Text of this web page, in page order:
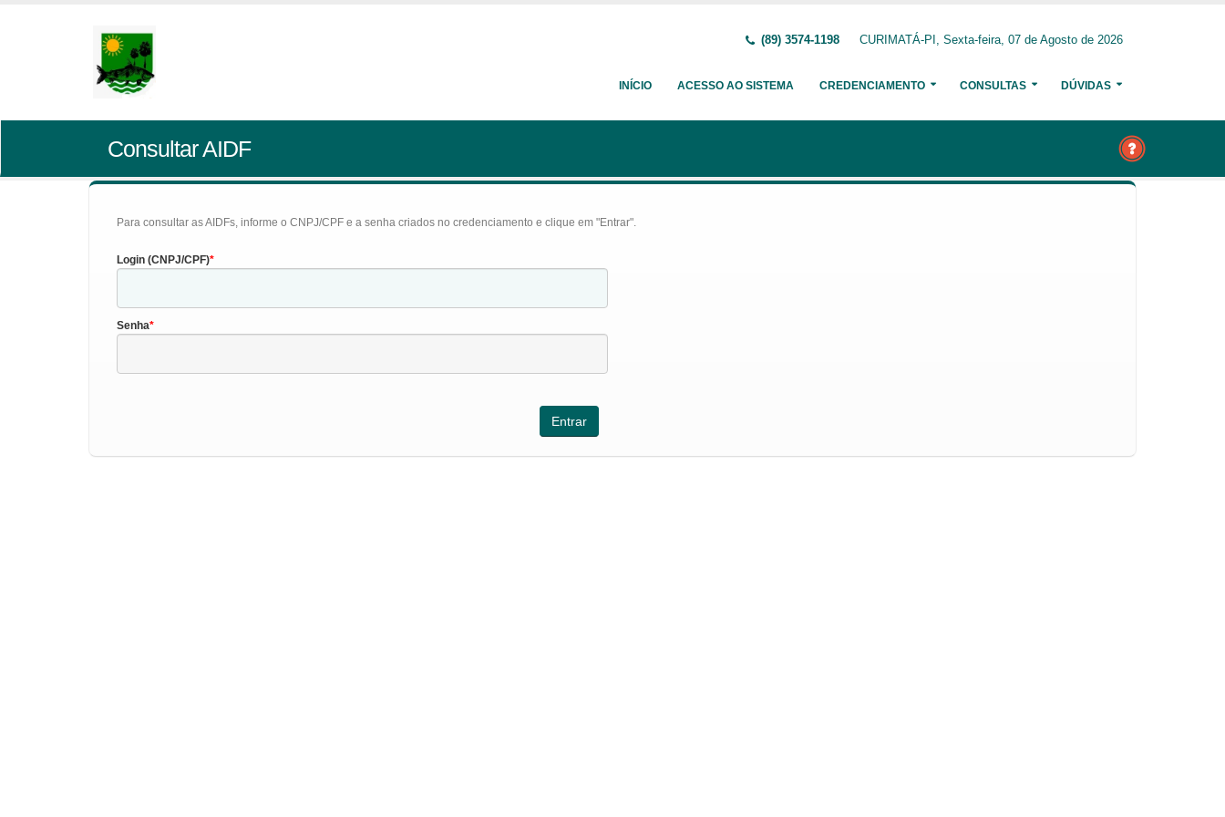
(89) 3574-1198 CURIMATÁ-PI, Sexta-feira, 07 de Agosto de 2026
INÍCIO ACESSO AO SISTEMA CREDENCIAMENTO CONSULTAS DÚVIDAS
Consultar AIDF
Para consultar as AIDFs, informe o CNPJ/CPF e a senha criados no credenciamento e clique em "Entrar".
Login (CNPJ/CPF)
Senha